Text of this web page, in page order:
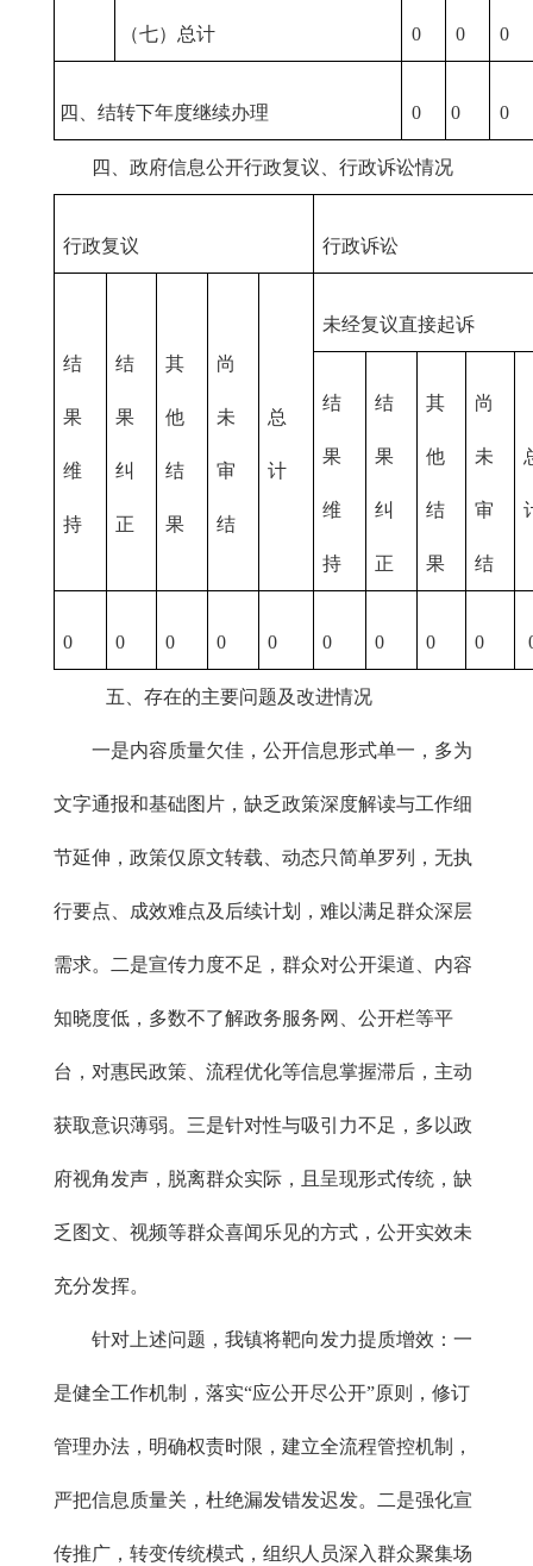
（七）总计 0 0 0
四、结转下年度继续办理 0 0 0
四、政府信息公开行政复议、行政诉讼情况
行政复议 行政诉讼
结
果
维
持
结
果
纠
正
其
他
结
果
尚
未
审
结
总
计
未经复议直接起诉
结
果
维
持
结
果
纠
正
其
他
结
果
尚
未
审
结
0 0 0 0 0 0 0 0 0
五、存在的主要问题及改进情况
一是内容质量欠佳，公开信息形式单一，多为
文字通报和基础图片，缺乏政策深度解读与工作细
节延伸，政策仅原文转载、动态只简单罗列，无执
行要点、成效难点及后续计划，难以满足群众深层
需求。二是宣传力度不足，群众对公开渠道、内容
知晓度低，多数不了解政务服务网、公开栏等平
台，对惠民政策、流程优化等信息掌握滞后，主动
获取意识薄弱。三是针对性与吸引力不足，多以政
府视角发声，脱离群众实际，且呈现形式传统，缺
乏图文、视频等群众喜闻乐见的方式，公开实效未
充分发挥。
针对上述问题，我镇将靶向发力提质增效：一
是健全工作机制，落实“应公开尽公开”原则，修订
管理办法，明确权责时限，建立全流程管控机制，
严把信息质量关，杜绝漏发错发迟发。二是强化宣
传推广，转变传统模式，组织人员深入群众聚集场